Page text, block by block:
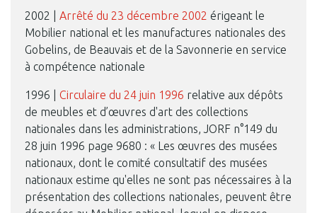
2002 | Arrêté du 23 décembre 2002 érigeant le
Mobilier national et les manufactures nationales des
Gobelins, de Beauvais et de la Savonnerie en service
à compétence nationale
1996 | Circulaire du 24 juin 1996 relative aux dépôts
de meubles et d’œuvres d'art des collections
nationales dans les administrations, JORF n°149 du
28 juin 1996 page 9680 : « Les œuvres des musées
nationaux, dont le comité consultatif des musées
nationaux estime qu'elles ne sont pas nécessaires à la
présentation des collections nationales, peuvent être